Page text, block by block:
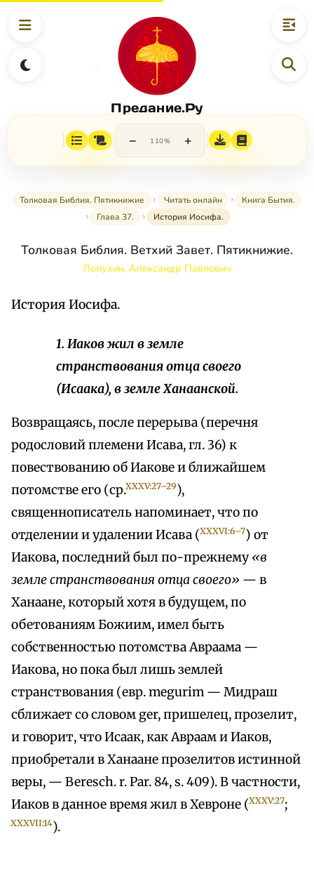
Предание.Ру
− 110% +
Толковая Библия. Пятикнижие Читать онлайн
Книга Бытия.
Глава 37.
История Иосифа.
Толковая Библия. Ветхий Завет. Пятикнижие.
Лопухин, Александр Павлович
История Иосифа.
1. Иаков жил в земле
странствования отца своего
(Исаака), в земле Ханаанской.
Возвращаясь, после перерыва (перечня
родословий племени Исава, гл. 36) к
повествованию об Иакове и ближайшем
потомстве его (ср.XXXV:27–29),
священнописатель напоминает, что по
отделении и удалении Исава (XXXVI:6–7) от
Иакова, последний был по-прежнему«в
земле странствования отца своего» — в
Ханаане, который хотя в будущем, по
обетованиям Божиим, имел быть
собственностью потомства Авраама —
Иакова, но пока был лишь землей
странствования (евр. megurim — Мидраш
сближает со словом ger, пришелец, прозелит,
и говорит, что Исаак, как Авраам и Иаков,
приобретали в Ханаане прозелитов истинной
веры, — Beresch. r. Раr. 84, s. 409). В частности,
Иаков в данное время жил в Хевроне (XXXV:27;
XXXVII:14).